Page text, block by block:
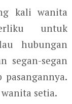
kali wanita
untuk
hubungan
segan-segan
pasangannya.
setia.